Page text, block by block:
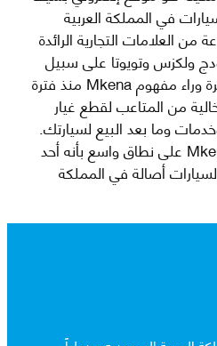
في المملكة العربية
العلامات التجارية الرائدة
ولكزس وتويوتا على سبيل
المثال لا الحصر. نشأت الفكرة وراء مفهوم Mkena منذ فترة
من المتاعب لقطع غيار
وما بعد البيع لسيارتك.
ومنذ ذلك الحين ، اشتهر Mkena على نطاق واسع بأنه أحد
أصالة في المملكة